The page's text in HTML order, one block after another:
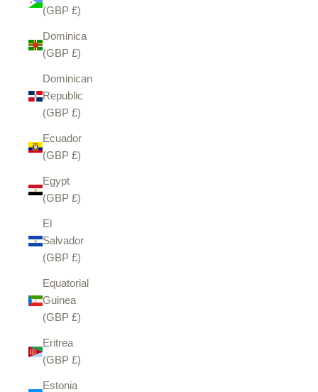
(GBP £)
Dominica
(GBP £)
Dominican
Republic
(GBP £)
Ecuador
(GBP £)
Egypt
(GBP £)
El
Salvador
(GBP £)
Equatorial
Guinea
(GBP £)
Eritrea
(GBP £)
Estonia